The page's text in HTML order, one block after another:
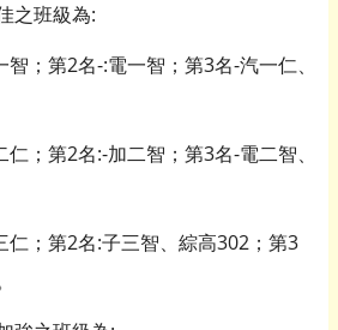
之班級為:
；第2名-:電一智；第3名-汽一仁、
；第2名:-加二智；第3名-電二智、
仁；第2名:子三智、綜高302；第3